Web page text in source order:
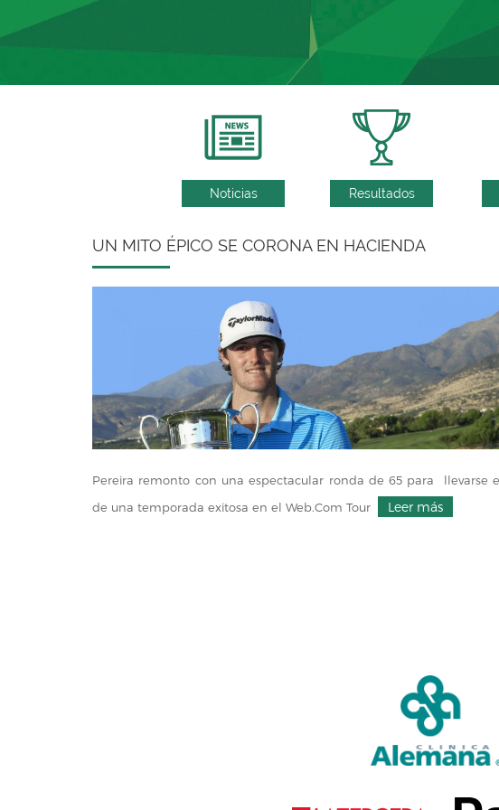
Noticias Resultados
UN MITO ÉPICO SE CORONA EN HACIENDA
Pereira remonto con una espectacular ronda de 65 para llevarse
de una temporada exitosa en el Web.Com Tour
Leer más